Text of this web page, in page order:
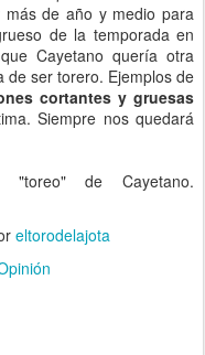
de año y medio para
de la temporada en
Cayetano quería otra
de ser torero. Ejemplos de
cortantes y gruesas
Siempre nos quedará
de Cayetano.
eltorodelajota